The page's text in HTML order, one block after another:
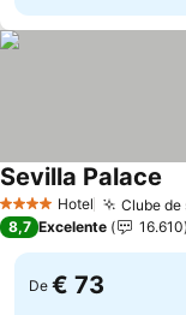
4 EstrelasHotel Clube de
Sevilla Palace
8,7 Excelente 16.610
De € 73